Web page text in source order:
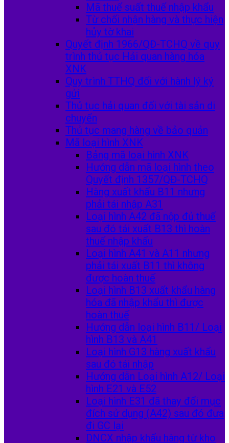
Mã thuế suất thuế nhập khẩu
Từ chối nhận hàng và thực hiện
hủy tờ khai
Quyết định 1966/QĐ-TCHQ về quy
trình thủ tục Hải quan hàng hóa
XNK
Quy trình TTHQ đối với hành lý ký
gửi
Thủ tục hải quan đối với tài sản di
chuyển
Thủ tục mang hàng về bảo quản
Mã loại hình XNK
Bảng mã loại hình XNK
Hướng dẫn mã loại hình theo
Quyết định 1357/QĐ-TCHQ
Hàng xuất khẩu B11 nhưng
phải tái nhập A31
Loại hình A42 đã nộp đủ thuế
sau đó tái xuất B13 thì hoàn
thuế nhập khẩu
Loại hình A41 và A11 nhưng
phải tái xuất B11 thì không
được hoàn thuế
Loại hình B13 xuất khẩu hàng
hóa đã nhập khẩu thì được
hoàn thuế
Hướng dẫn loại hình B11/ Loại
hình B13 và A41
Loại hình G13 hàng xuất khẩu
sau đó tái nhập
Hướng dẫn Loại hình A12/ Loại
hình E21 và E52
Loại hình E31 đã thay đổi mục
đích sử dụng (A42) sau đó đưa
đi GC lại
DNCX nhập khẩu hàng từ kho